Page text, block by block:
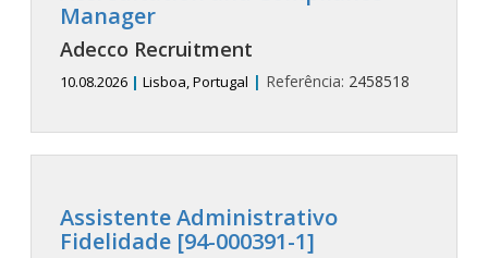
Manager
Adecco Recruitment
10.08.2026 | Lisboa, Portugal | Referência: 2458518
Assistente Administrativo
Fidelidade [94-000391-1]